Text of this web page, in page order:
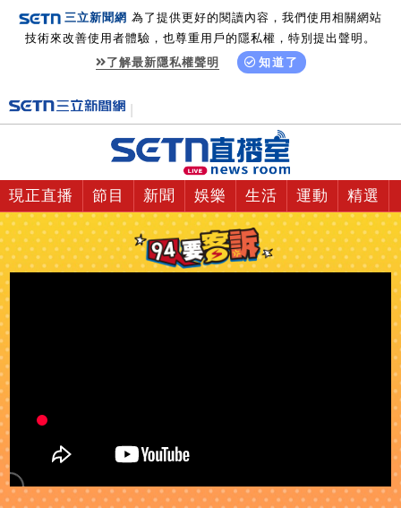
三立新聞網 為了提供更好的閱讀內容，我們使用相關網站
技術來改善使用者體驗，也尊重用戶的隱私權，特別提出聲明。
了解最新隱私權聲明
知道了
現正直播 節目 新聞 娛樂 生活 運動 精選